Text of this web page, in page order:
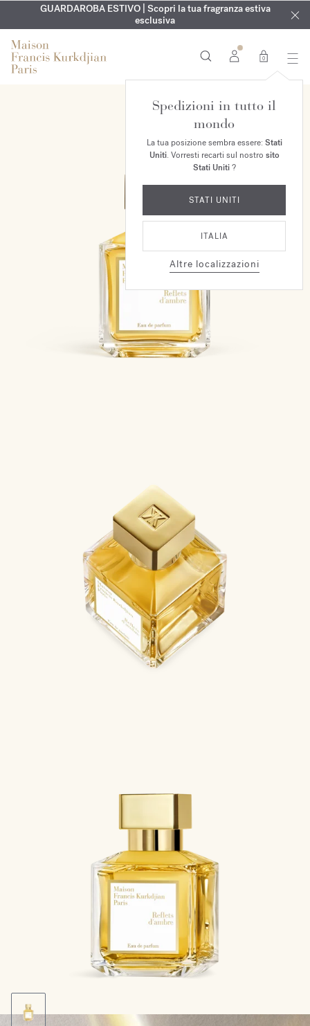
ESCLUSIVO | Scopri la nuova fragranza OUDvelvet moodnel
tuo ordine*
INCISIONE GRATUITA | Su tutte le fragranze e gli oli per il
corpo fino al 9 agosto
GUARDAROBA ESTIVO | Scopri la tua fragranza estiva
esclusiva
0
Spedizioni in tutto il
mondo
La tua posizione sembra essere: Stati
Uniti. Vorresti recarti sul nostro sito
Stati Uniti?
STATI UNITI
ITALIA
Altre localizzazioni
EXCLUSIVA MAISON